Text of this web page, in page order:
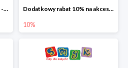
Wybrane zabawki w Smyku do -50% Dodatkowy rabat 10% na akcesoria dziecięce
10%